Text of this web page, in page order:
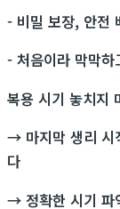
- 비밀 보장, 안전
- 처음이라 막막하
복용 시기 놓치지
→ 마지막 생리 시
다
→ 정확한 시기 파